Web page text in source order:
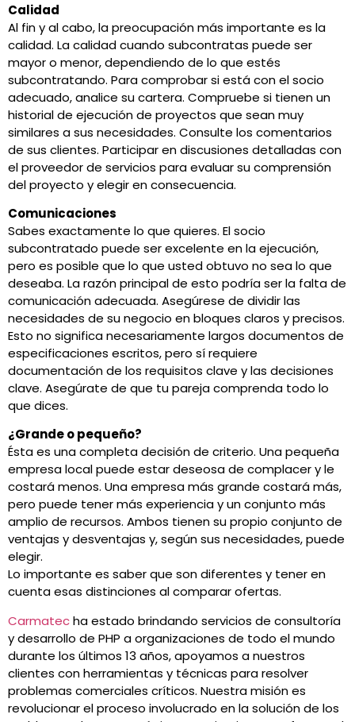
Calidad
Al fin y al cabo, la preocupación más importante es la
calidad. La calidad cuando subcontratas puede ser
mayor o menor, dependiendo de lo que estés
subcontratando. Para comprobar si está con el socio
adecuado, analice su cartera. Compruebe si tienen un
historial de ejecución de proyectos que sean muy
similares a sus necesidades. Consulte los comentarios
de sus clientes. Participar en discusiones detalladas con
el proveedor de servicios para evaluar su comprensión
del proyecto y elegir en consecuencia.
Comunicaciones
Sabes exactamente lo que quieres. El socio
subcontratado puede ser excelente en la ejecución,
pero es posible que lo que usted obtuvo no sea lo que
deseaba. La razón principal de esto podría ser la falta de
comunicación adecuada. Asegúrese de dividir las
necesidades de su negocio en bloques claros y precisos.
Esto no significa necesariamente largos documentos de
especificaciones escritos, pero sí requiere
documentación de los requisitos clave y las decisiones
clave. Asegúrate de que tu pareja comprenda todo lo
que dices.
¿Grande o pequeño?
Ésta es una completa decisión de criterio. Una pequeña
empresa local puede estar deseosa de complacer y le
costará menos. Una empresa más grande costará más,
pero puede tener más experiencia y un conjunto más
amplio de recursos. Ambos tienen su propio conjunto de
ventajas y desventajas y, según sus necesidades, puede
elegir.
Lo importante es saber que son diferentes y tener en
cuenta esas distinciones al comparar ofertas.
Carmatecha estado brindando servicios de consultoría
y desarrollo de PHP a organizaciones de todo el mundo
durante los últimos 13 años, apoyamos a nuestros
clientes con herramientas y técnicas para resolver
problemas comerciales críticos. Nuestra misión es
revolucionar el proceso involucrado en la solución de los